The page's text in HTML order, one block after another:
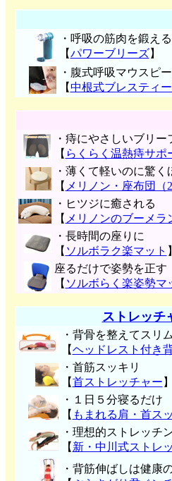
・呼吸の筋肉を鍛える
【パワーブリーズ】
・腹式呼吸マウスピ
【中根式ブレスティ
・痔にやさしいブリ
【 らくらく温熱痔サポ
・薄くて軽いのに驚く
【 メリノン・座布団（2
・ヒツジに癒される
【 メリノンのブーメラ
・長時間の座りに
【 ソルボラク楽マット 】
座るだけで姿勢を正す
【 ソルボらく楽姿勢マ
ストレッ
・背骨を整えてスリ
【ヘッドレスト付き
・首筋スッキリ
【首ストレッチャー 】
・１日５分寝るだけ
【 もまれる肩・首ス
・理想的ストレッチ
【 新・中川式ストレ
・背筋伸ばしは健康